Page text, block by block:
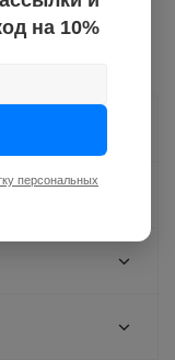
на 10%
персональных